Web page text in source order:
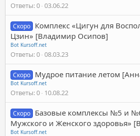
Ответы 0 03.06.22
Скоро Комплекс «Цигун для
Цзин» [Владимир Осипов]
Bot Kursoff.net
Ответы 0 08.03.23
Скоро Мудрое питание летом
Bot Kursoff.net
Ответы 0 10.08.22
Скоро Базовые комплексы №5 и
Мужского и Женского здоровья»
Bot Kursoff.net